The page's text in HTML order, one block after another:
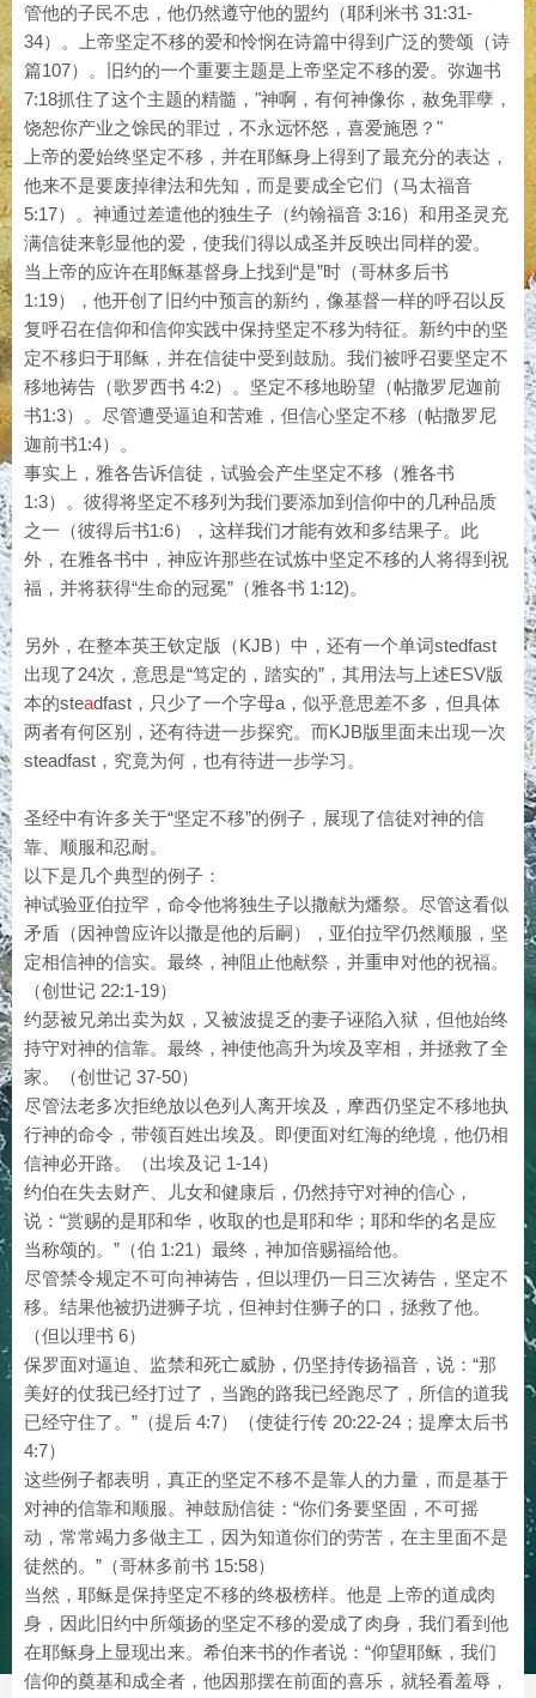
管他的子民不忠，他仍然遵守他的盟约（耶利米书 31:31-
34）。上帝坚定不移的爱和怜悯在诗篇中得到广泛的赞颂（诗
篇107）。旧约的一个重要主题是上帝坚定不移的爱。弥迦书
7:18抓住了这个主题的精髓，"神啊，有何神像你，赦免罪孽，
饶恕你产业之馀民的罪过，不永远怀怒，喜爱施恩？"
上帝的爱始终坚定不移，并在耶稣身上得到了最充分的表达，
他来不是要废掉律法和先知，而是要成全它们（马太福音
5:17）。神通过差遣他的独生子（约翰福音 3:16）和用圣灵充
满信徒来彰显他的爱，使我们得以成圣并反映出同样的爱。
当上帝的应许在耶稣基督身上找到“是”时（哥林多后书
1:19），他开创了旧约中预言的新约，像基督一样的呼召以反
复呼召在信仰和信仰实践中保持坚定不移为特征。新约中的坚
定不移归于耶稣，并在信徒中受到鼓励。我们被呼召要坚定不
移地祷告（歌罗西书 4:2）。坚定不移地盼望（帖撒罗尼迦前
书1:3）。尽管遭受逼迫和苦难，但信心坚定不移（帖撒罗尼
迦前书1:4）。
事实上，雅各告诉信徒，试验会产生坚定不移（雅各书
1:3）。彼得将坚定不移列为我们要添加到信仰中的几种品质
之一（彼得后书1:6），这样我们才能有效和多结果子。此
外，在雅各书中，神应许那些在试炼中坚定不移的人将得到祝
福，并将获得“生命的冠冕”（雅各书 1:12)。
另外，在整本英王钦定版（KJB）中，还有一个单词stedfast
出现了24次，意思是“笃定的，踏实的”，其用法与上述ESV版
本的steadfast，只少了一个字母a，似乎意思差不多，但具体
两者有何区别，还有待进一步探究。而KJB版里面未出现一次
steadfast，究竟为何，也有待进一步学习。
圣经中有许多关于“坚定不移”的例子，展现了信徒对神的信
靠、顺服和忍耐。
以下是几个典型的例子：
神试验亚伯拉罕，命令他将独生子以撒献为燔祭。尽管这看似
矛盾（因神曾应许以撒是他的后嗣），亚伯拉罕仍然顺服，坚
定相信神的信实。最终，神阻止他献祭，并重申对他的祝福。
（创世记 22:1-19）
约瑟被兄弟出卖为奴，又被波提乏的妻子诬陷入狱，但他始终
持守对神的信靠。最终，神使他高升为埃及宰相，并拯救了全
家。（创世记 37-50）
尽管法老多次拒绝放以色列人离开埃及，摩西仍坚定不移地执
行神的命令，带领百姓出埃及。即便面对红海的绝境，他仍相
信神必开路。（出埃及记 1-14）
约伯在失去财产、儿女和健康后，仍然持守对神的信心，
说：“赏赐的是耶和华，收取的也是耶和华；耶和华的名是应
当称颂的。”（伯 1:21）最终，神加倍赐福给他。
尽管禁令规定不可向神祷告，但以理仍一日三次祷告，坚定不
移。结果他被扔进狮子坑，但神封住狮子的口，拯救了他。
（但以理书 6）
保罗面对逼迫、监禁和死亡威胁，仍坚持传扬福音，说：“那
美好的仗我已经打过了，当跑的路我已经跑尽了，所信的道我
已经守住了。”（提后 4:7）（使徒行传 20:22-24；提摩太后书
4:7）
这些例子都表明，真正的坚定不移不是靠人的力量，而是基于
对神的信靠和顺服。神鼓励信徒：“你们务要坚固，不可摇
动，常常竭力多做主工，因为知道你们的劳苦，在主里面不是
徒然的。”（哥林多前书 15:58）
当然，耶稣是保持坚定不移的终极榜样。他是 上帝的道成肉
身，因此旧约中所颂扬的坚定不移的爱成了肉身，我们看到他
在耶稣身上显现出来。希伯来书的作者说：“仰望耶稣，我们
信仰的奠基和成全者，他因那摆在前面的喜乐，就轻看羞辱，